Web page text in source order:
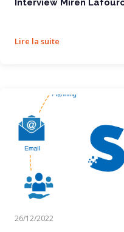
Interview Miren
Lire la suite
Simax Strater, un ERP-CRM no
26/12/2022